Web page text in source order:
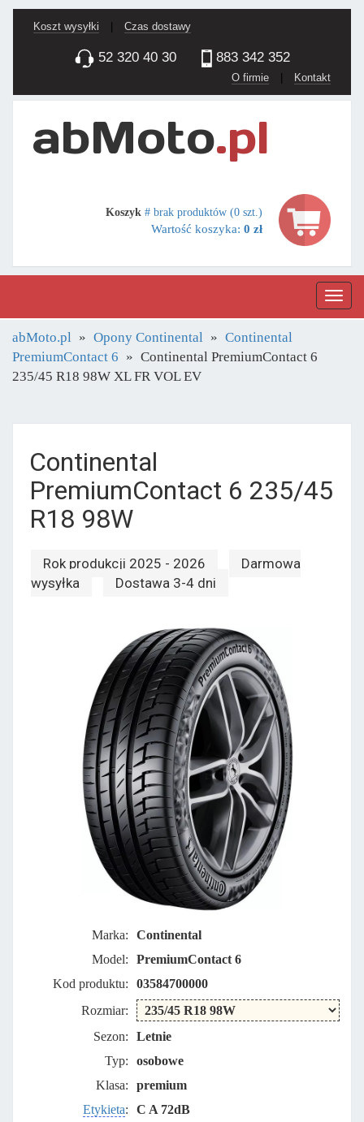
Koszt wysyłki Czas dostawy
52 320 40 30 883 342 352
O firmie | Kontakt
Koszyk # brak produktów (0 szt.)
Wartość koszyka: 0 zł
abMoto.pl Opony Continental
Continental
PremiumContact 6
Continental PremiumContact 6
235/45 R18 98W XL FR VOL EV
Continental
PremiumContact 6 235/45
R18 98W
Rok produkcji 2025 - 2026
Darmowa
wysyłka
Dostawa 3-4 dni
Marka:
Continental
Model:
PremiumContact 6
Kod produktu:
03584700000
Rozmiar:
Sezon:
Letnie
Typ:
osobowe
Klasa:
premium
Etykieta:
C A 72dB